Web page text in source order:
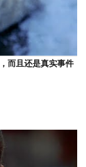
而且还是真实事件